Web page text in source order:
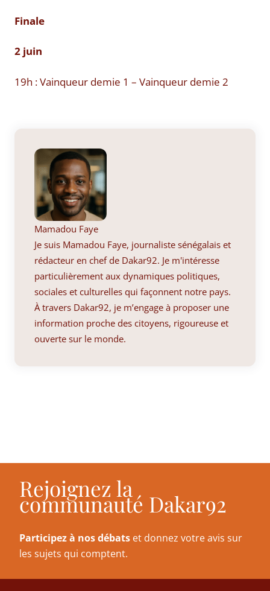
Finale
2 juin
19h : Vainqueur demie 1 – Vainqueur demie 2
Mamadou Faye
Je suis Mamadou Faye, journaliste sénégalais et
rédacteur en chef de Dakar92. Je m'intéresse
particulièrement aux dynamiques politiques,
sociales et culturelles qui façonnent notre pays.
À travers Dakar92, je m’engage à proposer une
information proche des citoyens, rigoureuse et
ouverte sur le monde.
Rejoignez la
communauté Dakar92
Participez à nos débats et donnez votre avis sur
les sujets qui comptent.